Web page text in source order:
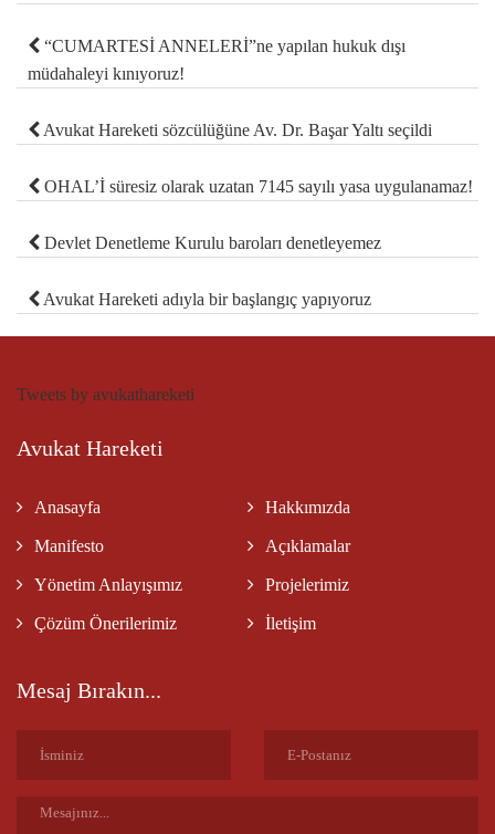
“CUMARTESİ ANNELERİ”ne yapılan hukuk dışı
müdahaleyi kınıyoruz!
Avukat Hareketi sözcülüğüne Av. Dr. Başar Yaltı seçildi
OHAL’İ süresiz olarak uzatan 7145 sayılı yasa uygulanamaz!
Devlet Denetleme Kurulu baroları denetleyemez
Avukat Hareketi adıyla bir başlangıç yapıyoruz
Tweets by avukathareketi
Avukat Hareketi
Anasayfa Hakkımızda
Manifesto Açıklamalar
Yönetim Anlayışımız Projelerimiz
Çözüm Önerilerimiz İletişim
Mesaj Bırakın...